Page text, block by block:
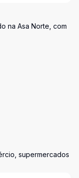
na Asa Norte, com
supermercados